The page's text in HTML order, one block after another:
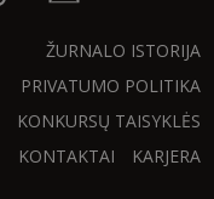
ŽURNALO ISTORIJA
PRIVATUMO POLITIKA
KONKURSŲ TAISYKLĖS
KARJERA
KONTAKTAI